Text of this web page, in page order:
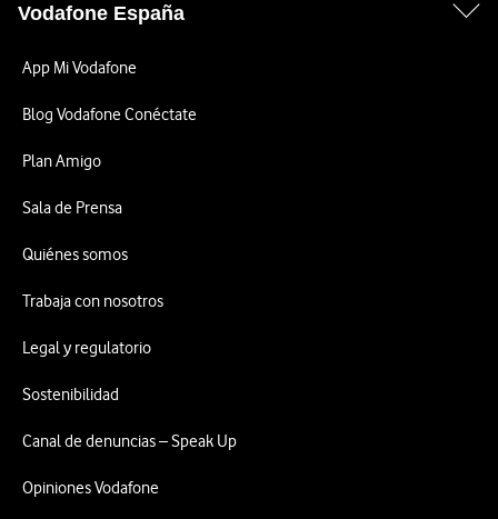
Vodafone España
App Mi Vodafone
Blog Vodafone Conéctate
Plan Amigo
Sala de Prensa
Quiénes somos
Trabaja con nosotros
Legal y regulatorio
Sostenibilidad
Canal de denuncias – Speak Up
Opiniones Vodafone